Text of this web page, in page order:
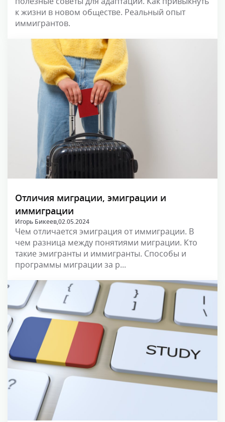
к жизни в новом обществе. Реальный опыт
иммигрантов.
Отличия миграции, эмиграции и
иммиграции
Игорь Бикеев,02.05.2024
Чем отличается эмиграция от иммиграции. В
чем разница между понятиями миграции. Кто
такие эмигранты и иммигранты. Способы и
программы миграции за р...